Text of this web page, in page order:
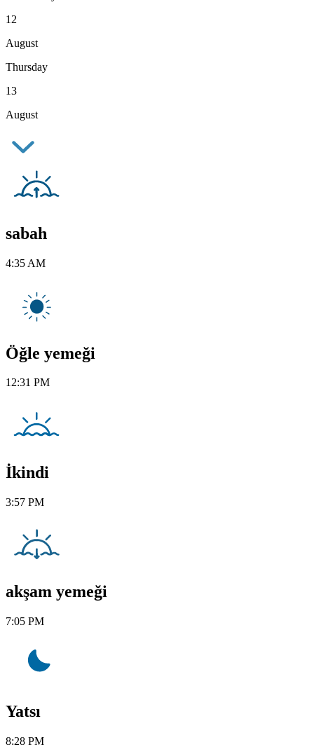
12
August
Thursday
13
August
sabah
4:35 AM
Öğle yemeği
12:31 PM
İkindi
3:57 PM
akşam yemeği
7:05 PM
Yatsı
8:28 PM